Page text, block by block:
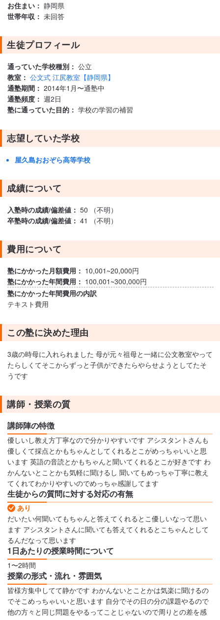
お住まい： 静岡県
世帯年収： 未回答
生徒プロフィール
通っていた学校種別： 公立
教室： 公文式 江尻教室【静岡県】
通塾期間： 2014年1月〜通塾中
通塾頻度： 週2日
塾に通っていた目的： 学校の学習の補習
志望していた学校
屋久島おおぞら高等学校
成績について
入塾時の成績/偏差値： 50 （不明）
卒塾時の成績/偏差値： 41 （不明）
費用について
塾にかかった月額費用： 10,001~20,000円
塾にかかった年間費用： 100,001~300,000円
塾にかかった年間費用の内訳
テキスト費用
この塾に決めた理由
3歳の時母に入れられました 母が元々祖母と一緒に公文教室やって
たらしくてそこからずっと子供ができたらやらせようとしてたそ
うです
講師・授業の質
講師陣の特徴
優しいし教え方丁寧なので分かりやすいです アシスタントさんも
優しくて採点とかもちゃんとしてくれるとこがめっちゃいいと思
います 英語の音読とかもちゃんと聞いてくれるとこが好きです わ
かんないとことかも気軽に聞けるし 聞いてもめっちゃ丁寧に教え
てくれてわかりやすいのでめっちゃ感謝してます
生徒からの質問に対する対応の有無
あり
だいたい何聞いてもちゃんと答えてくれるとこ優しいなって思い
ます アシスタントさんに聞いても答えてくれるとこちゃんとして
るんだなって思います
1日あたりの授業時間について
1〜2時間
授業の形式・流れ・雰囲気
皆様方集中してて静かです わかんないとことかは気楽に聞けるの
でそこめっちゃいいと思います 自分でその日の分の課題やるので
他の方々と同じ問題をやるってことじゃないので周りとの差を感